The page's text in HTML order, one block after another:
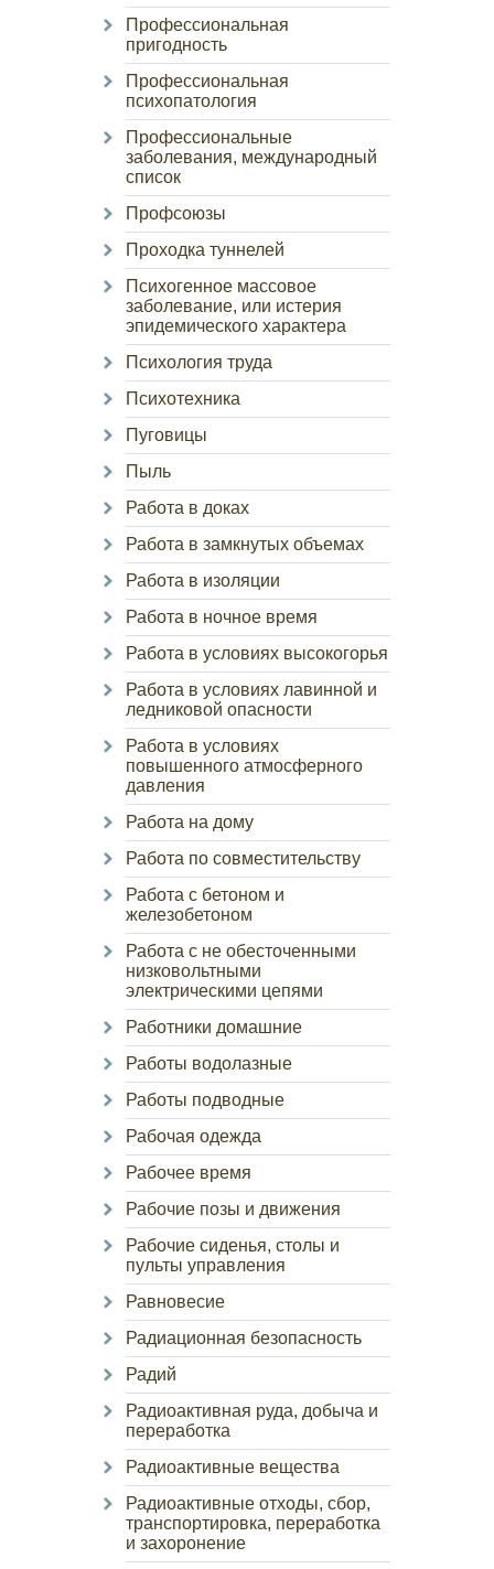
Профессиональная
пригодность
Профессиональная
психопатология
Профессиональные
заболевания, международный
список
Профсоюзы
Проходка туннелей
Психогенное массовое
заболевание, или истерия
эпидемического характера
Психология труда
Психотехника
Пуговицы
Пыль
Работа в доках
Работа в замкнутых объемах
Работа в изоляции
Работа в ночное время
Работа в условиях высокогорья
Работа в условиях лавинной и
ледниковой опасности
Работа в условиях
повышенного атмосферного
давления
Работа на дому
Работа по совместительству
Работа с бетоном и
железобетоном
Работа с не обесточенными
низковольтными
электрическими цепями
Работники домашние
Работы водолазные
Работы подводные
Рабочая одежда
Рабочее время
Рабочие позы и движения
Рабочие сиденья, столы и
пульты управления
Равновесие
Радиационная безопасность
Радий
Радиоактивная руда, добыча и
переработка
Радиоактивные вещества
Радиоактивные отходы, сбор,
транспортировка, переработка
и захоронение